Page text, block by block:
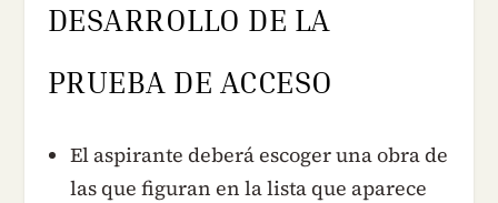
DESARROLLO DE LA
PRUEBA DE ACCESO
El aspirante deberá escoger una obra de
las que figuran en la lista que aparece